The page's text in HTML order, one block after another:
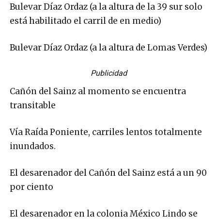
Bulevar Díaz Ordaz (a la altura de la 39 sur solo
está habilitado el carril de en medio)
Bulevar Díaz Ordaz (a la altura de Lomas Verdes)
Publicidad
Cañón del Sainz al momento se encuentra
transitable
Vía Raída Poniente, carriles lentos totalmente
inundados.
El desarenador del Cañón del Sainz está a un 90
por ciento
El desarenador en la colonia México Lindo se